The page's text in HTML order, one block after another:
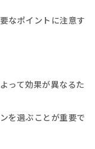
なポイントに注意す
って効果が異なるた
を選ぶことが重要で